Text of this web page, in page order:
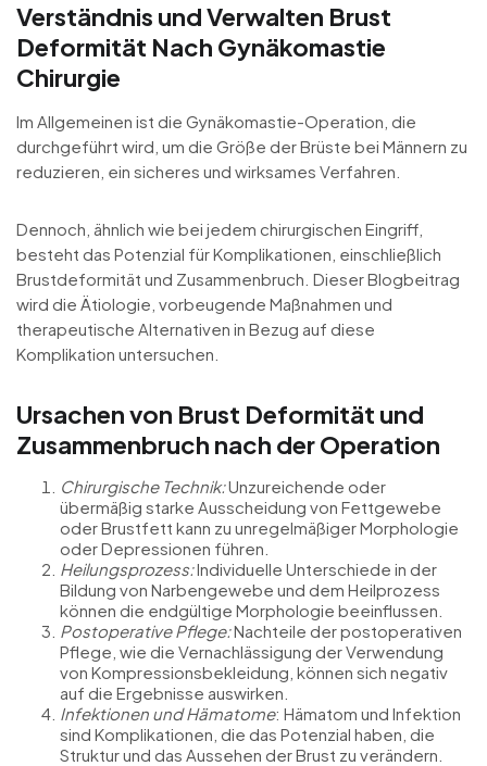
Verständnis und Verwalten Brust
Deformität Nach Gynäkomastie
Chirurgie
Im Allgemeinen ist die Gynäkomastie-Operation, die
durchgeführt wird, um die Größe der Brüste bei Männern zu
reduzieren, ein sicheres und wirksames Verfahren.
Dennoch, ähnlich wie bei jedem chirurgischen Eingriff,
besteht das Potenzial für Komplikationen, einschließlich
Brustdeformität und Zusammenbruch. Dieser Blogbeitrag
wird die Ätiologie, vorbeugende Maßnahmen und
therapeutische Alternativen in Bezug auf diese
Komplikation untersuchen.
Ursachen von Brust Deformität und
Zusammenbruch nach der Operation
Chirurgische Technik:Unzureichende oder
übermäßig starke Ausscheidung von Fettgewebe
oder Brustfett kann zu unregelmäßiger Morphologie
oder Depressionen führen.
Heilungsprozess:Individuelle Unterschiede in der
Bildung von Narbengewebe und dem Heilprozess
können die endgültige Morphologie beeinflussen.
Postoperative Pflege:Nachteile der postoperativen
Pflege, wie die Vernachlässigung der Verwendung
von Kompressionsbekleidung, können sich negativ
auf die Ergebnisse auswirken.
Infektionen und Hämatome: Hämatom und Infektion
sind Komplikationen, die das Potenzial haben, die
Struktur und das Aussehen der Brust zu verändern.